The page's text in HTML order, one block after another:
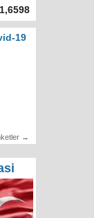
19
→